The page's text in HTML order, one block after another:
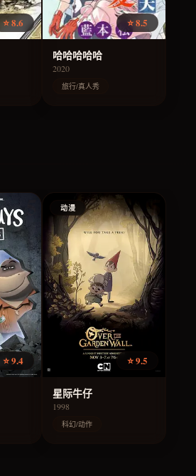
⭐ 8.6 ⭐ 8.5
哈哈哈哈哈
2020
旅行/真人秀
⭐ 9.4
动漫
⭐ 9.5
星际牛仔
1998
科幻/动作